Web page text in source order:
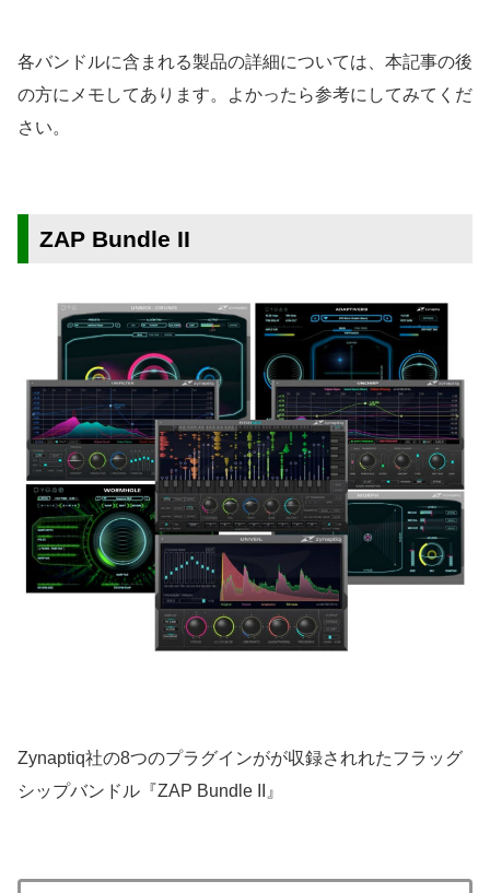
各バンドルに含まれる製品の詳細については、本記事の後
の方にメモしてあります。よかったら参考にしてみてくだ
さい。
ZAP Bundle II
Zynaptiq社の8つのプラグインがが収録されれたフラッグ
シップバンドル『ZAP Bundle II』